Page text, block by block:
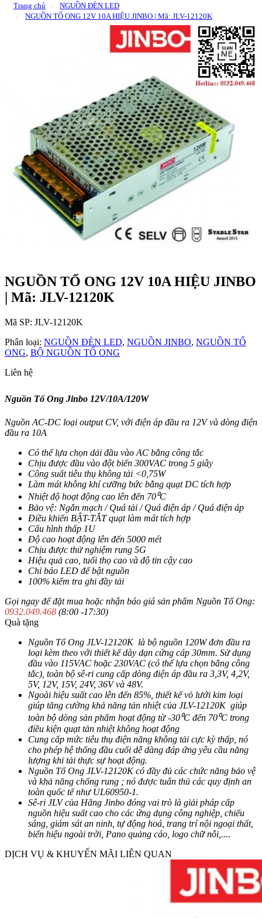
Trang chủ
NGUỒN ĐÈN LED
NGUỒN TỔ ONG 12V 10A HIỆU JINBO | Mã: JLV-12120K
NGUỒN TỔ ONG 12V 10A HIỆU JINBO
| Mã: JLV-12120K
Mã SP: JLV-12120K
Phân loại: NGUỒN ĐÈN LED, NGUỒN JINBO, NGUỒN TỔ
ONG, BỘ NGUỒN TỔ ONG
Liên hệ
Nguồn Tổ Ong Jinbo 12V/10A/120W
Nguồn AC-DC loại output CV, với điện áp đầu ra 12V và dòng điện
đầu ra 10A
Có thể lựa chọn dải đầu vào AC bằng công tắc
Chịu được đầu vào đột biến 300VAC trong 5 giây
Công suất tiêu thụ không tải <0,75W
Làm mát không khí cưỡng bức bằng quạt DC tích hợp
Nhiệt độ hoạt động cao lên đến 70⁰C
Bảo vệ: Ngắn mạch / Quá tải / Quá điện áp / Quá điện áp
Điều khiển BẬT-TẮT quạt làm mát tích hợp
Cấu hình thấp 1U
Độ cao hoạt động lên đến 5000 mét
Chịu được thử nghiệm rung 5G
Hiệu quả cao, tuổi thọ cao và độ tin cậy cao
Chỉ báo LED để bật nguồn
100% kiểm tra ghi đầy tải
Gọi ngay để đặt mua hoặc nhận báo giá sản phẩm Nguồn Tổ Ong:
0932.049.468 (8:00 -17:30)
Quà tặng
Nguồn Tổ Ong JLV-12120K là bộ nguồn 120W đơn đầu ra
loại kèm theo với thiết kế dày dạn cứng cáp 30mm. Sử dụng
đầu vào 115VAC hoặc 230VAC (có thể lựa chọn bằng công
tắc), toàn bộ sê-ri cung cấp dòng điện áp đầu ra 3,3V, 4,2V,
5V, 12V, 15V, 24V, 36V và 48V.
Ngoài hiệu suất cao lên đến 85%, thiết kế vỏ lưới kim loại
giúp tăng cường khả năng tản nhiệt của JLV-12120K giúp
toàn bộ dòng sản phẩm hoạt động từ -30⁰C đến 70⁰C trong
điều kiện quạt tản nhiệt không hoạt động
Cung cấp mức tiêu thụ điện năng không tải cực kỳ thấp, nó
cho phép hệ thống đầu cuối dễ dàng đáp ứng yêu cầu năng
lượng khi tải thực sự hoạt động.
Nguồn Tổ Ong JLV-12120K có đầy đủ các chức năng bảo vệ
và khả năng chống rung ; nó được tuân thủ các quy định an
toàn quốc tế như UL60950-1.
Sê-ri JLV của Hãng Jinbo đóng vai trò là giải pháp cấp
nguồn hiệu suất cao cho các ứng dụng công nghiệp, chiếu
sáng, giám sát an ninh, tự động hoá, trang trí nội ngoại thất,
biển hiệu ngoài trời, Pano quảng cáo, logo chữ nỗi,....
DỊCH VỤ & KHUYẾN MÃI LIÊN QUAN